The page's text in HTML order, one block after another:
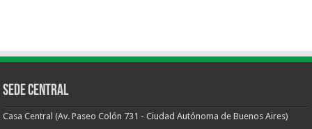
Sede Central
Casa Central (Av. Paseo Colón 731 - Ciudad Autónoma de Buenos Aires)